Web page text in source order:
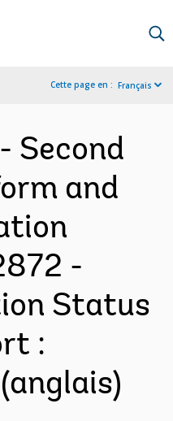
Cette page en : Français
Second
and
-
Status
: